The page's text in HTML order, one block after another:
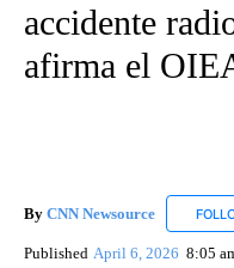
accidente
afirma el
By CNN Newsource
Published April 6, 2026 8:05